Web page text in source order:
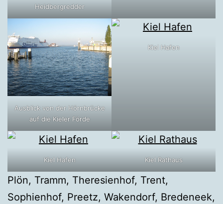
Heidbergredder
Ausblick von der Hörnbrücke
auf die Kieler Förde
Kiel Hafen
Kiel Hafen Kiel Rathaus
Plön, Tramm, Theresienhof, Trent,
Sophienhof, Preetz, Wakendorf, Bredeneek,